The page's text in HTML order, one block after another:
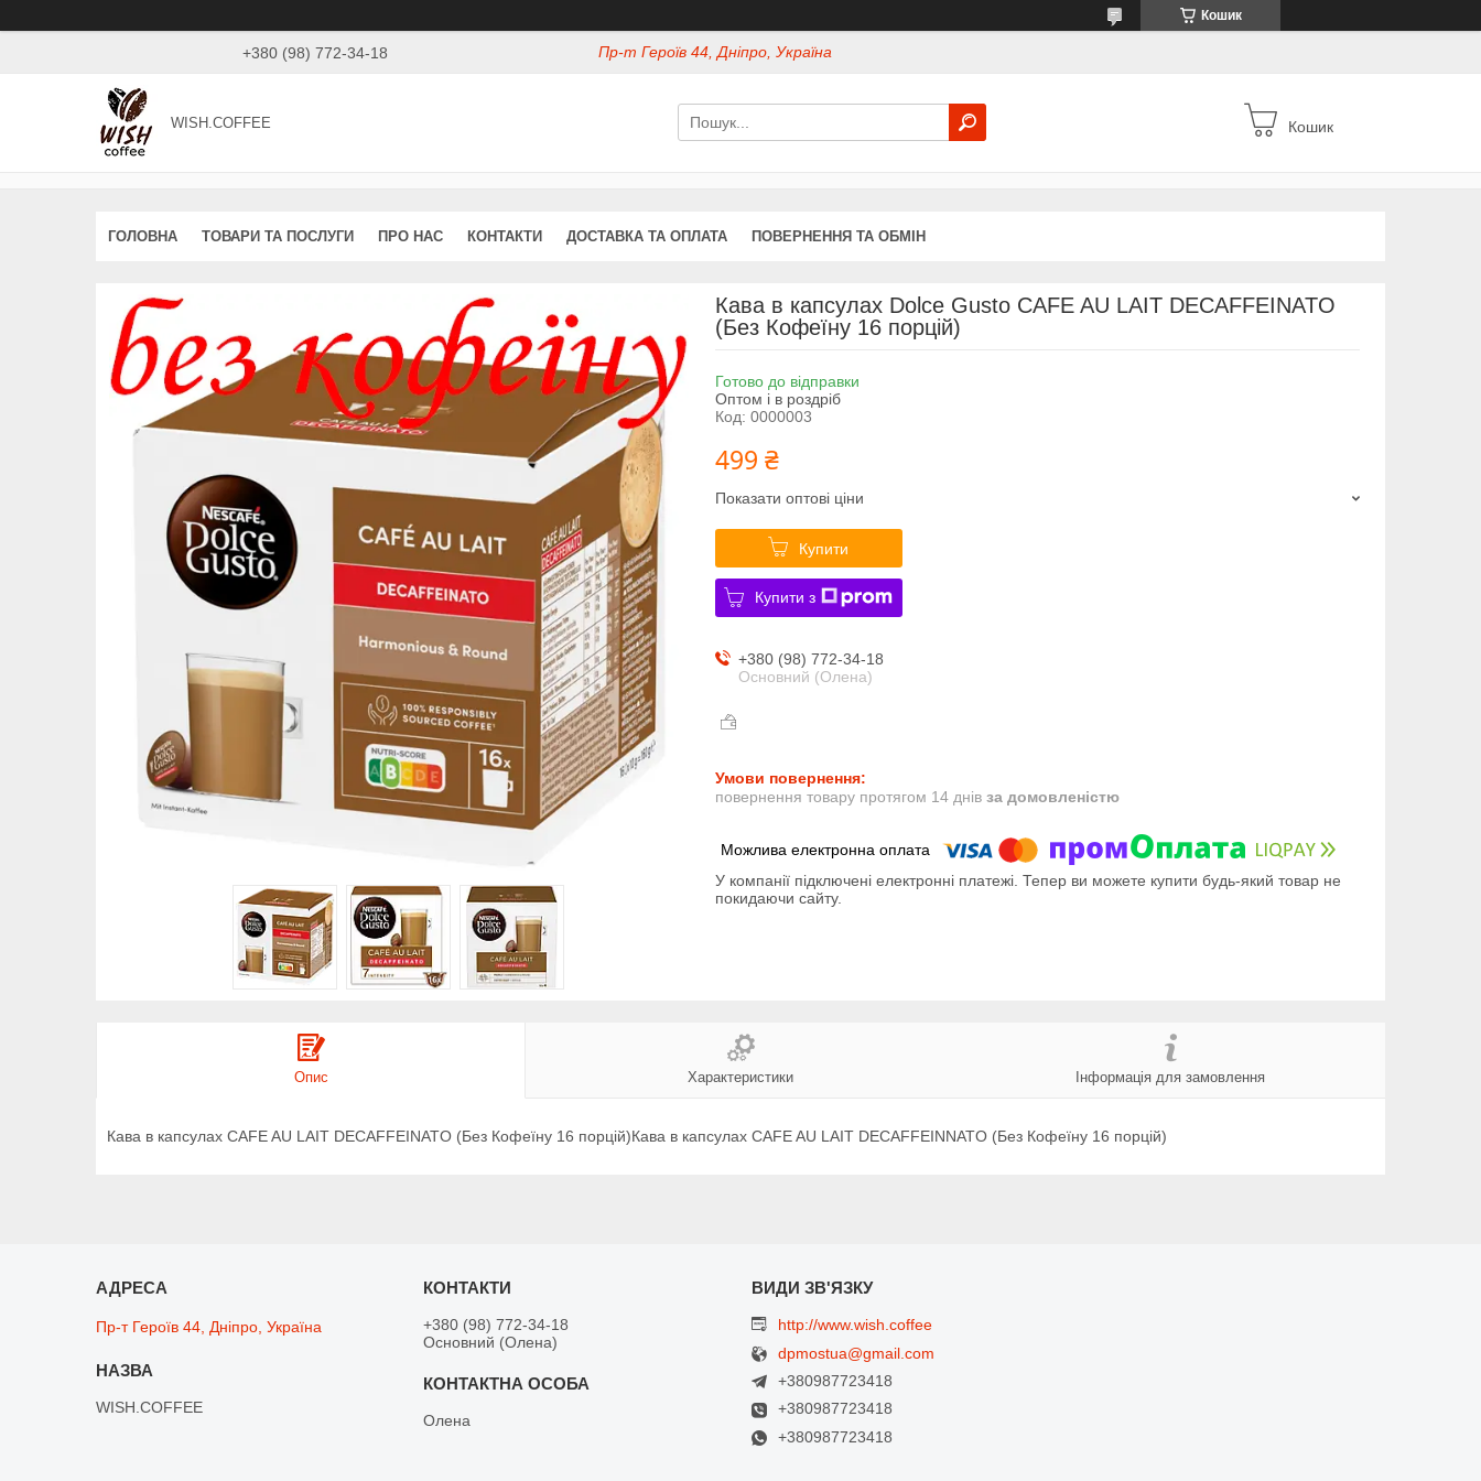
Кошик
+380 (98) 772-34-18 Пр-т Героїв 44, Дніпро, Україна
WISH.COFFEE Кошик
ГОЛОВНА ТОВАРИ ТА ПОСЛУГИ ПРО НАС КОНТАКТИ ДОСТАВКА ТА ОПЛАТА ПОВЕРНЕННЯ ТА ОБМІН
Кава в капсулах Dolce Gusto CAFE AU LAIT DECAFFEINATO
(Без Кофеїну 16 порцій)
Готово до відправки
Оптом і в роздріб
Код: 0000003
499 ₴
Показати оптові ціни
Купити
Купити з
+380 (98) 772-34-18
Основний (Олена)
повернення товару протягом 14 днів за домовленістю
У компанії підключені електронні платежі. Тепер ви можете купити будь-який товар не
покидаючи сайту.
Опис Характеристики Інформація для замовлення
Кава в капсулах CAFE AU LAIT DECAFFEINATO (Без Кофеїну 16 порцій)Кава в капсулах CAFE AU LAIT DECAFFEINNATO (Без Кофеїну 16 порцій)
Пр-т Героїв 44, Дніпро, Україна
WISH.COFFEE
+380 (98) 772-34-18
Основний (Олена)
Олена
http://www.wish.coffee
dpmostua@gmail.com
+380987723418
+380987723418
+380987723418